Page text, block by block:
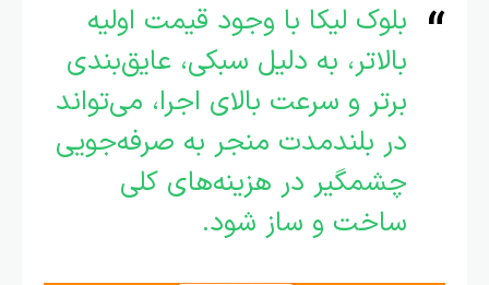
بلوک لیکا با وجود قیمت اولیه
بالاتر، به دلیل سبکی، عایق‌بندی
برتر و سرعت بالای اجرا، می‌تواند
در بلندمدت منجر به صرفه‌جویی
چشمگیر در هزینه‌های کلی
ساخت و ساز شود.